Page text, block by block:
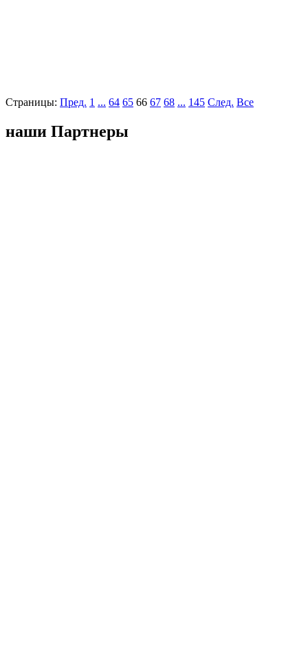
Страницы: Пред. 1 ... 64 65 66 67 68 ... 145 След. Все
наши Партнеры